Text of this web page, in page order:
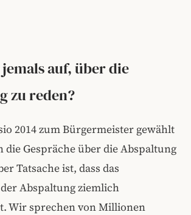
auf, über die
zu reden?
2014 zum Bürgermeister gewählt
die Gespräche über die Abspaltung
Tatsache ist, dass das
Abspaltung ziemlich
Wir sprechen von Millionen